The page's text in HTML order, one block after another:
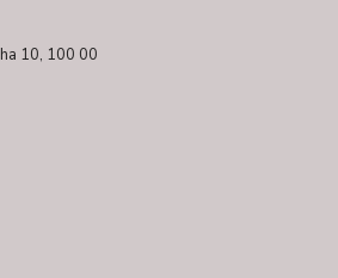
10, 100 00